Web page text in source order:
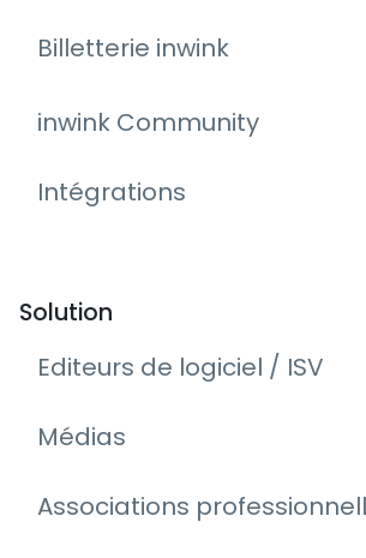
Billetterie inwink
inwink Community
Intégrations
Solution
Editeurs de logiciel / ISV
Médias
Associations